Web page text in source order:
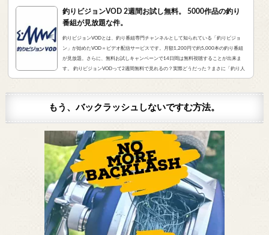
釣りビジョンVOD 2週間お試し無料。 5000作品の釣り
番組が見放題な件。
釣りビジョンVODとは、釣り番組専門チャンネルとして知られている「釣りビジョ
ン」が始めたVOD＝ビデオ配信サービスです。月額1,200円で約5,000本の釣り番組
が見放題。さらに、無料お試しキャンペーンで14日間は無料視聴することが出来ま
す。 釣りビジョンVODって2週間無料で見れるの？実際どうだった？まさに「釣り人
が求めていたVOD」でした。実際にサービスを申し込んだので、レビューをお伝えし
もう、バックラッシュしないですむ方法。